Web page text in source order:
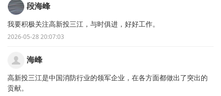
段海峰
我要积极关注高新投三江，与时俱进，好好工作。
2026-05-28 20:07:03
海峰
高新投三江是中国消防行业的领军企业，在各方面都做出了突出的
贡献。